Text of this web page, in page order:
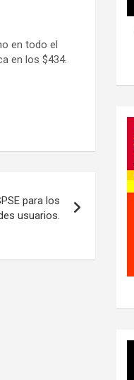
en todo el
en los $434.
para los
usuarios.